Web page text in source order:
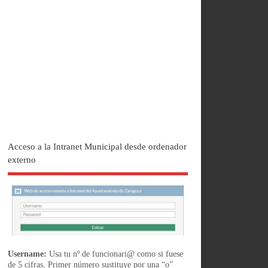
Acceso a la Intranet Municipal desde ordenador
externo
Username: Usa tu nº de funcionari@ como si fuese
de 5 cifras. Primer número sustituye por una “o”